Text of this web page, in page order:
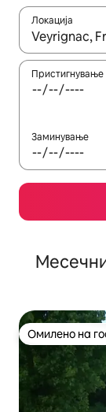
Локација
Кога
Пристигнување
Заминување
Омилено на
Омилено на